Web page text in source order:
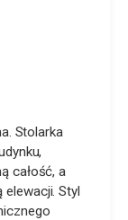
Stolarka
całość, a
Styl